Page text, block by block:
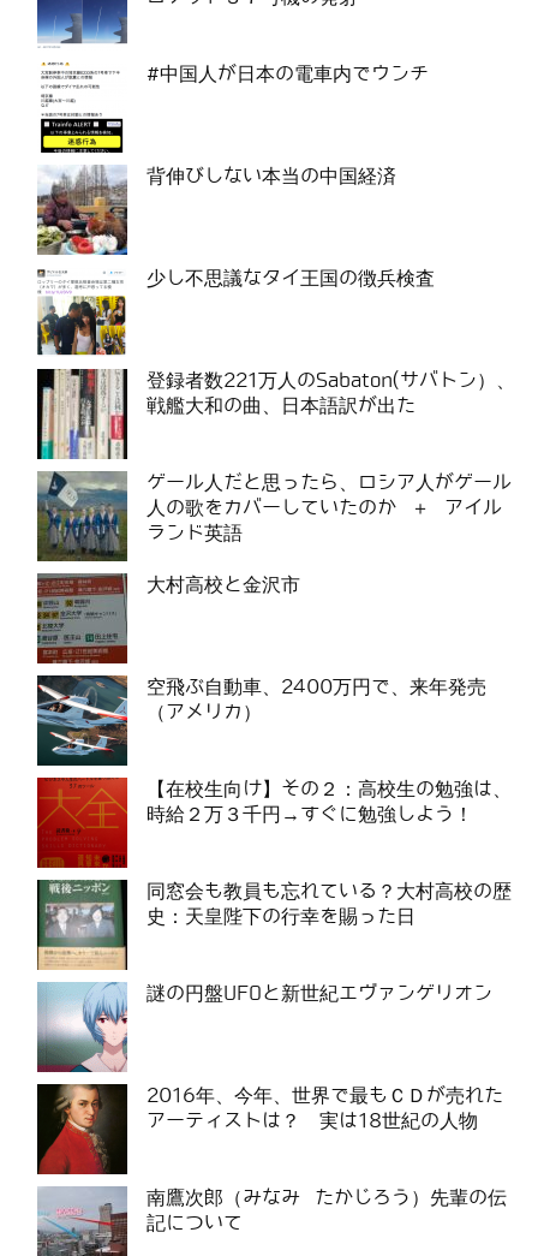
#中国人が日本の電車内でウンチ
背伸びしない本当の中国経済
少し不思議なタイ王国の徴兵検査
登録者数221万人のSabaton(サバトン）、
戦艦大和の曲、日本語訳が出た
ゲール人だと思ったら、ロシア人がゲール
人の歌をカバーしていたのか ＋ アイル
ランド英語
大村高校と金沢市
空飛ぶ自動車、2400万円で、来年発売
（アメリカ）
【在校生向け】その２：高校生の勉強は、
時給２万３千円→すぐに勉強しよう！
同窓会も教員も忘れている？大村高校の歴
史：天皇陛下の行幸を賜った日
謎の円盤UFOと新世紀エヴァンゲリオン
2016年、今年、世界で最もＣＤが売れた
アーティストは？ 実は18世紀の人物
南鷹次郎（みなみ たかじろう）先輩の伝
記について